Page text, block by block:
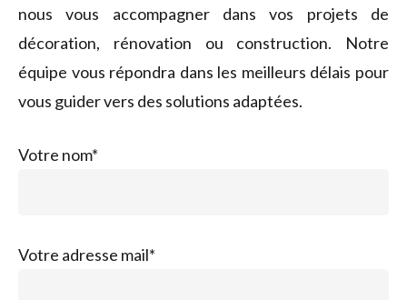
nous vous accompagner dans vos projets de
décoration, rénovation ou construction. Notre
équipe vous répondra dans les meilleurs délais pour
vous guider vers des solutions adaptées.
Votre nom*
Votre adresse mail*